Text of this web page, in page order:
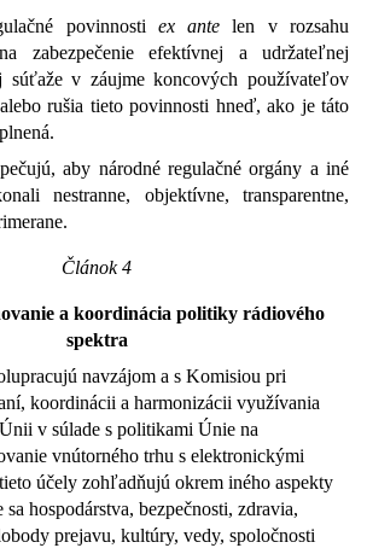
povinnosti ex ante len v rozsahu
zabezpečenie efektívnej a udržateľnej
súťaže v záujme koncových používateľov
rušia tieto povinnosti hneď, ako je táto
aby národné regulačné orgány a iné
nestranne, objektívne, transparentne,
Článok 4
a koordinácia politiky rádiového
spektra
navzájom a s Komisiou pri
koordinácii a harmonizácii využívania
v súlade s politikami Únie na
vnútorného trhu s elektronickými
účely zohľadňujú okrem iného aspekty
hospodárstva, bezpečnosti, zdravia,
prejavu, kultúry, vedy, spoločnosti